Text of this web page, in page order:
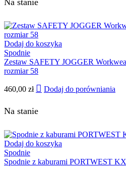
Dodaj do koszyka
Spodnie
Zestaw SAFETY JOGGER
rozmiar 58
460,00 zł Dodaj do porówniania
Na stanie
Dodaj do koszyka
Spodnie
Spodnie z kaburami PORTWEST